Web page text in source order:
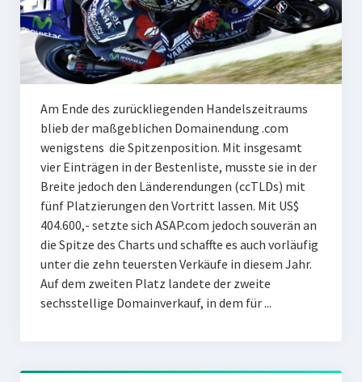
Am Ende des zurückliegenden Handelszeitraums
blieb der maßgeblichen Domainendung .com
wenigstens die Spitzenposition. Mit insgesamt
vier Einträgen in der Bestenliste, musste sie in der
Breite jedoch den Länderendungen (ccTLDs) mit
fünf Platzierungen den Vortritt lassen. Mit US$
404.600,- setzte sich ASAP.com jedoch souverän an
die Spitze des Charts und schaffte es auch vorläufig
unter die zehn teuersten Verkäufe in diesem Jahr.
Auf dem zweiten Platz landete der zweite
sechsstellige Domainverkauf, in dem für ...